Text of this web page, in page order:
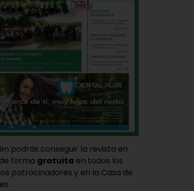
podrás conseguir la revista en
forma gratuita en todos los
patrocinadores y en la Casa de